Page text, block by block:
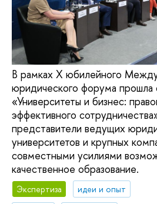
В рамках X юбилейного
юридического форума прошла
«Университеты и бизнес:
эффективного
представители ведущих
университетов и крупных
совместными усилиями
качественное образование.
Экспертиза
идеи и опыт